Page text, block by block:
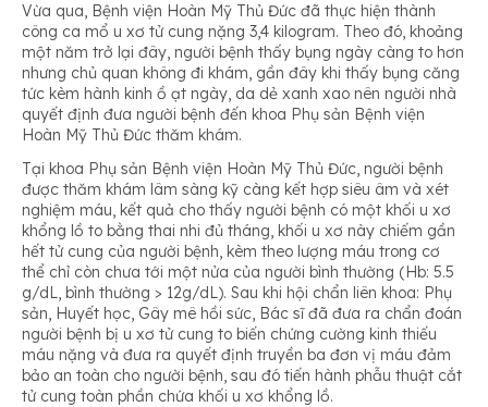
Vừa qua, Bệnh viện Hoàn Mỹ Thủ Đức đã thực hiện thành
công ca mổ u xơ tử cung nặng 3,4 kilogram. Theo đó, khoảng
một năm trở lại đây, người bệnh thấy bụng ngày càng to hơn
nhưng chủ quan không đi khám, gần đây khi thấy bụng căng
tức kèm hành kinh ồ ạt ngày, da dẻ xanh xao nên người nhà
quyết định đưa người bệnh đến khoa Phụ sản Bệnh viện
Hoàn Mỹ Thủ Đức thăm khám.
Tại khoa Phụ sản Bệnh viện Hoàn Mỹ Thủ Đức, người bệnh
được thăm khám lâm sàng kỹ càng kết hợp siêu âm và xét
nghiệm máu, kết quả cho thấy người bệnh có một khối u xơ
khổng lồ to bằng thai nhi đủ tháng, khối u xơ này chiếm gần
hết tử cung của người bệnh, kèm theo lượng máu trong cơ
thể chỉ còn chưa tới một nửa của người bình thường (Hb: 5.5
g/dL, bình thường > 12g/dL). Sau khi hội chẩn liên khoa: Phụ
sản, Huyết học, Gây mê hồi sức, Bác sĩ đã đưa ra chẩn đoán
người bệnh bị u xơ tử cung to biến chứng cường kinh thiếu
máu nặng và đưa ra quyết định truyền ba đơn vị máu đảm
bảo an toàn cho người bệnh, sau đó tiến hành phẫu thuật cắt
tử cung toàn phần chứa khối u xơ khổng lồ.